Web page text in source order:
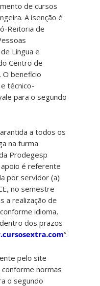
de cursos
A isenção é
Reitoria de
Língua e
Centro de
O benefício
técnico-
para o segundo
a todos os
na turma
Prodegesp
apoio é referente
por servidor (a)
no semestre
a realização de
idioma,
dos prazos
“.
pelo site
conforme normas
o segundo